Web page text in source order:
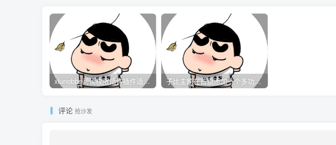
xiunobbs阅读权限插件插件适配大白编辑器教程 子比主题在首页添加一个多功能导航模块小工具
评论 抢沙发